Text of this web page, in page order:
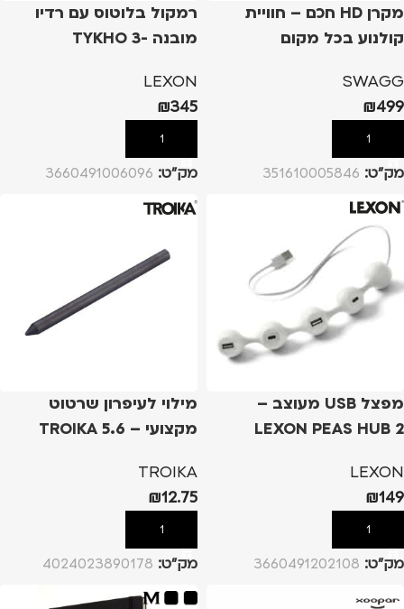
מקרן HD חכם – חוויית
קולנוע בכל מקום
SWAGG
₪499
הוספה לסל
מק”ט: 351610005846
רמקול בלוטוס עם רדיו
מובנה -TYKHO 3
LEXON
₪345
הוספה לסל
מק”ט: 3660491006096
מפצל USB מעוצב –
LEXON PEAS HUB 2
LEXON
₪149
הוספה לסל
מק”ט: 3660491202108
מילוי לעיפרון שרטוט
מקצועי – 5.6 TROIKA
TROIKA
₪12.75
הוספה לסל
מק”ט: 4024023890178